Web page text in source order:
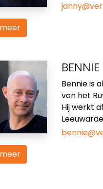
Bennie is
van het
Hij werkt